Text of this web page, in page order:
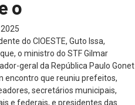
o
do CIOESTE, Guto Issa,
o ministro do STF Gilmar
geral da República Paulo Gonet
encontro que reuniu prefeitos,
secretários municipais,
e federais, e presidentes das